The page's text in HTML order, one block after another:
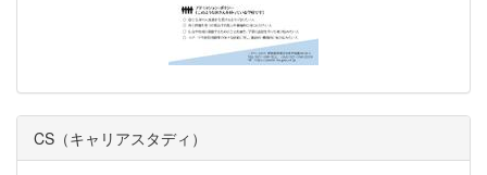
CS（キャリアスタディ）